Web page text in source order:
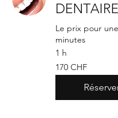
Le prix pour
minutes
1 h
170
francs
suisses
170 CHF